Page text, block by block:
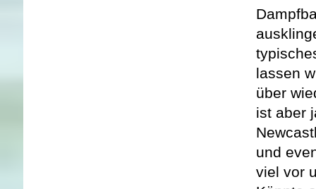
lassen
über
ist aber
und
viel vor